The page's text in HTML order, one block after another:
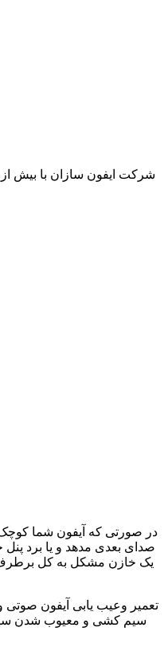
شرکت ایفون سازان با بیش
در صورتی که آیفون شما کوچک
صدای بعدی مدهد و یا برد
یک خازن مشکل به کل برطرف
تعمیر وعیب یابی آیفون صوتی
سیم کشی و معیوب شدن سیم